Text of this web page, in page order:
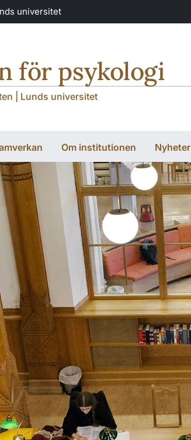
universitet
för psykologi
| Lunds universitet
Om institutionen Nyheter